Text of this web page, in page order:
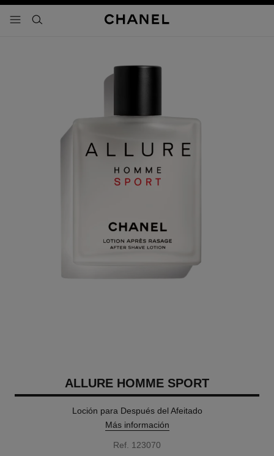
- navegación principal
buscar
ALLURE HOMME SPORT
Loción para Después del Afeitado
Más información
Ref. 123070